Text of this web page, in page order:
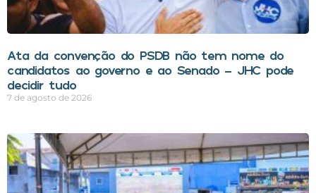
Ata da convenção do PSDB não tem nome do
candidatos ao governo e ao Senado – JHC pode
decidir tudo
7 de agosto de 2026